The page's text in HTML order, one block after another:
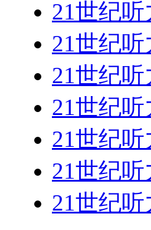
21世纪听
21世纪听
21世纪听
21世纪听
21世纪听
21世纪听
21世纪听